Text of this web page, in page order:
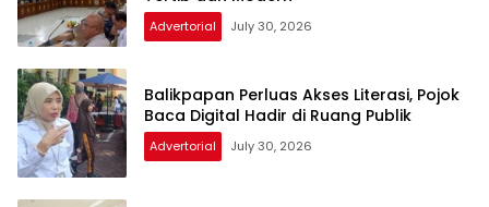
Advertorial July 30, 2026
Balikpapan Perluas Akses Literasi, Pojok
Baca Digital Hadir di Ruang Publik
Advertorial July 30, 2026